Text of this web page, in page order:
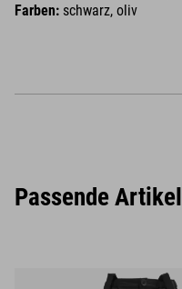
Farben: schwarz, oliv
Passende Artikel